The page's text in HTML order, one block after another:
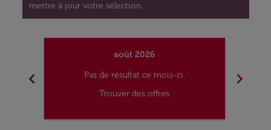
mettre à jour votre sélection.
chevron_left
août 2026
Pas de résultat ce mois-ci.
Trouver des offres
chevron_right